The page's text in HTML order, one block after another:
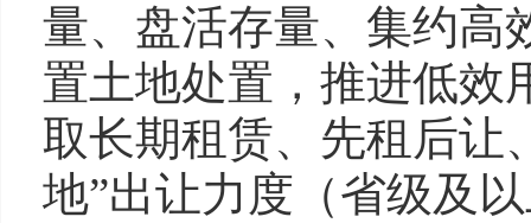
量、盘活存量、集约高
置土地处置，推进低效
取长期租赁、先租后让
地”出让力度（省级及